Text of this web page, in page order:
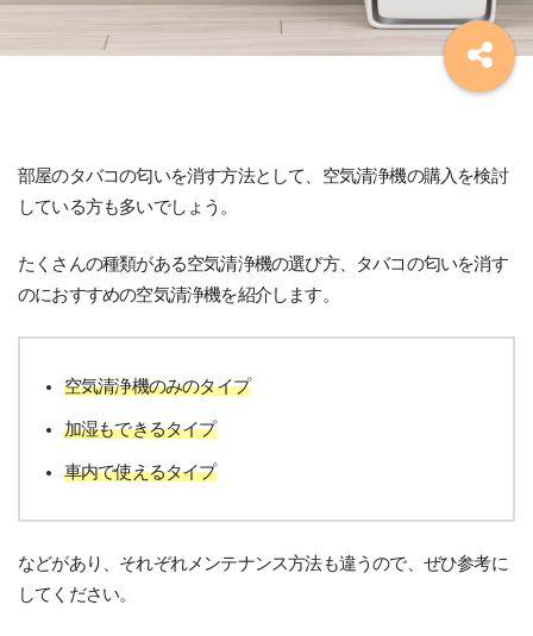
部屋のタバコの匂いを消す方法として、空気清浄機の購入を検討
している方も多いでしょう。
たくさんの種類がある空気清浄機の選び方、タバコの匂いを消す
のにおすすめの空気清浄機を紹介します。
空気清浄機のみのタイプ
加湿もできるタイプ
車内で使えるタイプ
などがあり、それぞれメンテナンス方法も違うので、ぜひ参考に
してください。